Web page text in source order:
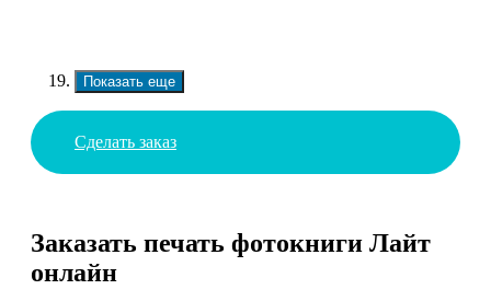
Показать еще
Сделать заказ
Заказать печать фотокниги Лайт
онлайн